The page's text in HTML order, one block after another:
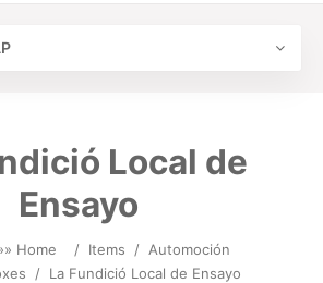
Local de
Ensayo
» Home / Items / Automoción
/ La Fundició Local de Ensayo